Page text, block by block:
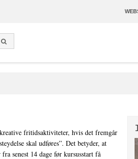
fritidsaktiviteter, hvis det fremgår
skal udføres”. Det betyder, at
senest 14 dage før kursusstart få